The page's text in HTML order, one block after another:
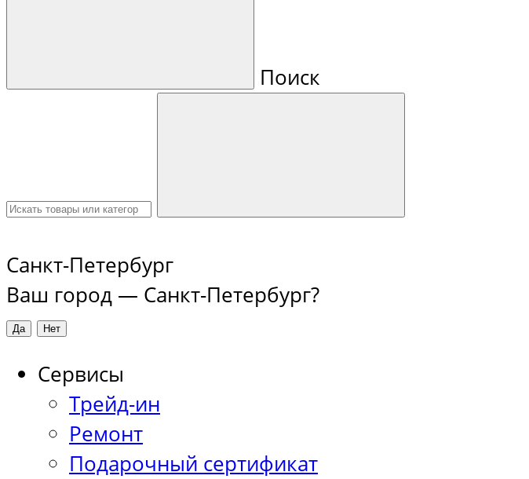
Поиск
Санкт-Петербург
Ваш город — Санкт-Петербург?
Сервисы
Трейд-ин
Ремонт
Подарочный сертификат